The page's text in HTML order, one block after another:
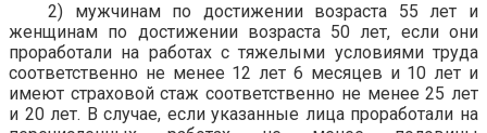
2) мужчинам по достижении возраста 55 лет и
женщинам по достижении возраста 50 лет, если они
проработали на работах с тяжелыми условиями труда
соответственно не менее 12 лет 6 месяцев и 10 лет и
имеют страховой стаж соответственно не менее 25 лет
и 20 лет. В случае, если указанные лица проработали на